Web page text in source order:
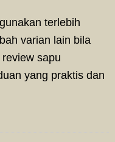
terlebih
varian lain bila
sapu
yang praktis dan